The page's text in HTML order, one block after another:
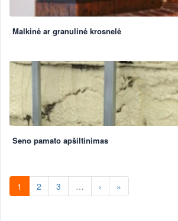
Malkinė ar granulinė krosnelė
Seno pamato apšiltinimas
1 2 3 … › »